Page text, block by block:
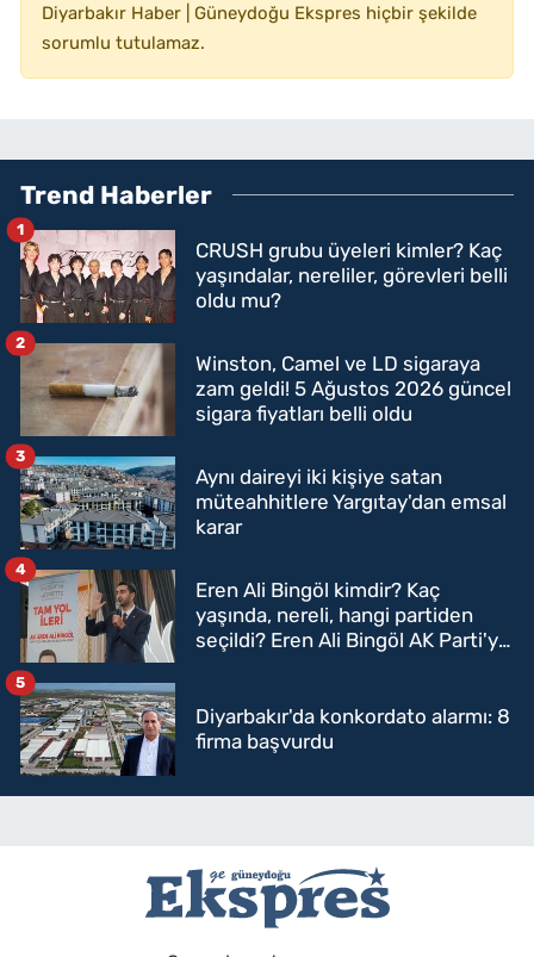
Diyarbakır Haber | Güneydoğu Ekspres hiçbir şekilde
sorumlu tutulamaz.
Trend Haberler
CRUSH grubu üyeleri kimler? Kaç
yaşındalar, nereliler, görevleri belli
oldu mu?
1
Winston, Camel ve LD sigaraya
zam geldi! 5 Ağustos 2026 güncel
sigara fiyatları belli oldu
2
Aynı daireyi iki kişiye satan
müteahhitlere Yargıtay'dan emsal
karar
3
Eren Ali Bingöl kimdir? Kaç
yaşında, nereli, hangi partiden
seçildi? Eren Ali Bingöl AK Parti'ye
4
Diyarbakır'da konkordato alarmı: 8
firma başvurdu
5